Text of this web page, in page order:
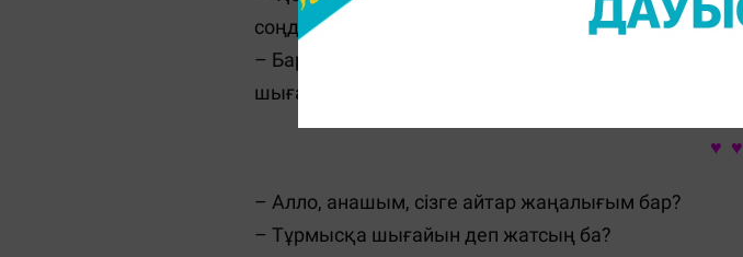
соңды ешкім айтпаған әңгімелерімен баурап
– Барлық қызға айтатыны бір әңгіме шығар.
шығарған өлеңде басқа, өмірде басқа. Олардың
♥
– Алло, анашым, сізге айтар жаңалығым бар?
– Тұрмысқа шығайын деп жатсың ба?